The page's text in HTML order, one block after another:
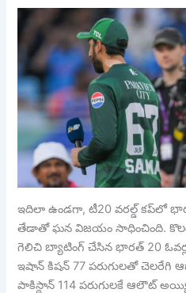
ఇదిలా ఉండగా, టీ20 వరల్డ్ కప్‌లో
తేడాతో ఘన విజయం సాధించింది.
గెలిచి బ్యాటింగ్ చేసిన భారత్ 20
ఇషాన్ కిషన్ 77 పరుగులతో చెలరేగి
పాకిస్థాన్ 114 పరుగులకే ఆలౌట్